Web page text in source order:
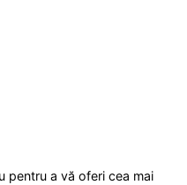
pentru a vă oferi cea mai